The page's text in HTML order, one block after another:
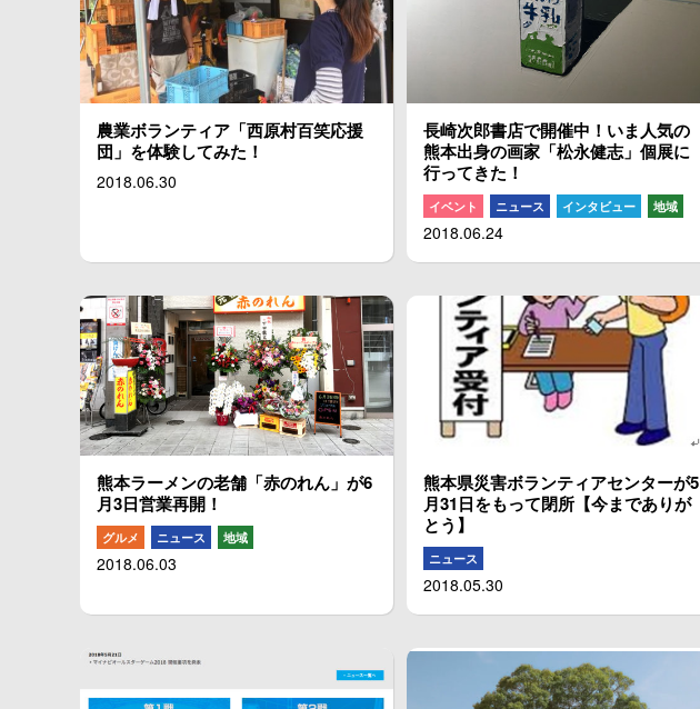
農業ボランティア「西原村百笑応援
団」を体験してみた！
2018.06.30
長崎次郎書店で開催中！いま人気の
熊本出身の画家「松永健志」個展に
行ってきた！
イベント ニュース インタビュー 地域
2018.06.24
熊本ラーメンの老舗「赤のれん」が6
月3日営業再開！
グルメ ニュース 地域
2018.06.03
熊本県災害ボランティアセンターが5
月31日をもって閉所【今までありが
とう】
ニュース
2018.05.30